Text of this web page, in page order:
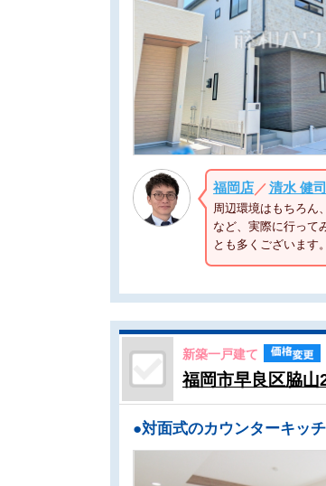
福岡店／清水 健司
周辺環境はもちろん
など、実際に行って
とも多くございます
新築一戸建て
福岡市早良区脇